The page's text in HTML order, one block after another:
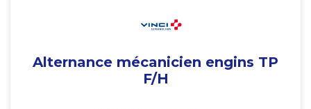
Alternance mécanicien engins TP
F/H